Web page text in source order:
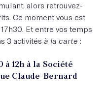
alors retrouvez-
Ce moment vous est
Et entre vos temps
3 activités à la carte :
à 12h à la Société
Claude-Bernard